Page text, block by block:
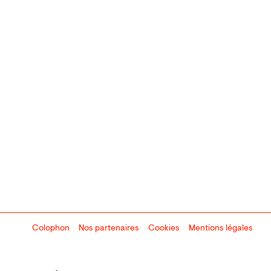
Colophon
Design:Marcel Kaczmarek, code:8080.studio
Nos partenaires Cookies Mentions légales